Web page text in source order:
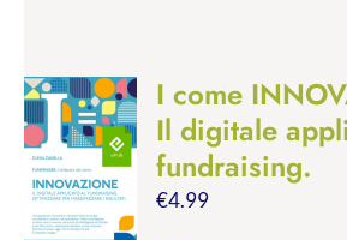
I come
Il digitale
fundraising.
€4.99